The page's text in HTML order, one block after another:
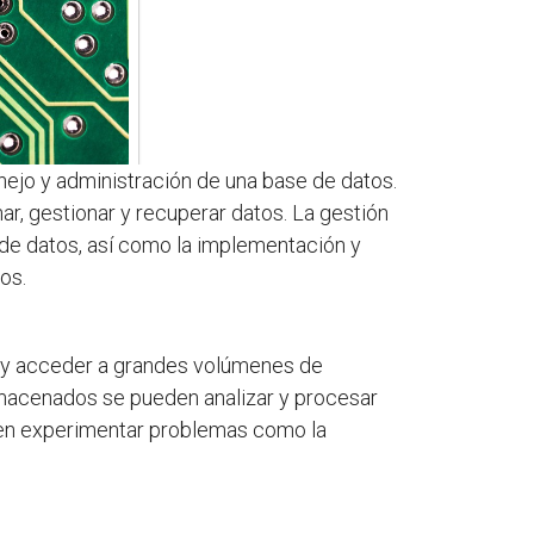
y administración de una base de datos.
gestionar y recuperar datos. La gestión
datos, así como la implementación y
acceder a grandes volúmenes de
se pueden analizar y procesar
experimentar problemas como la